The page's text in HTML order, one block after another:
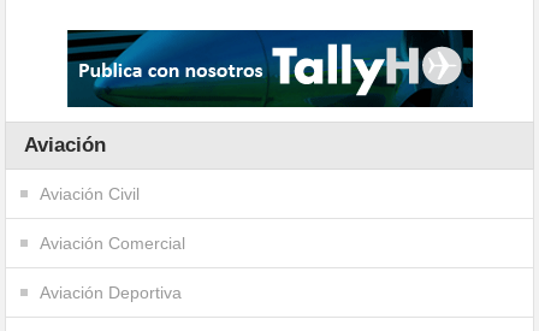
Aviación
Aviación Civil
Aviación Comercial
Aviación Deportiva